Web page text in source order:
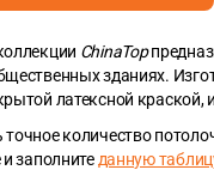
ChinaTop
зданиях.
латексной
количество
заполните данную